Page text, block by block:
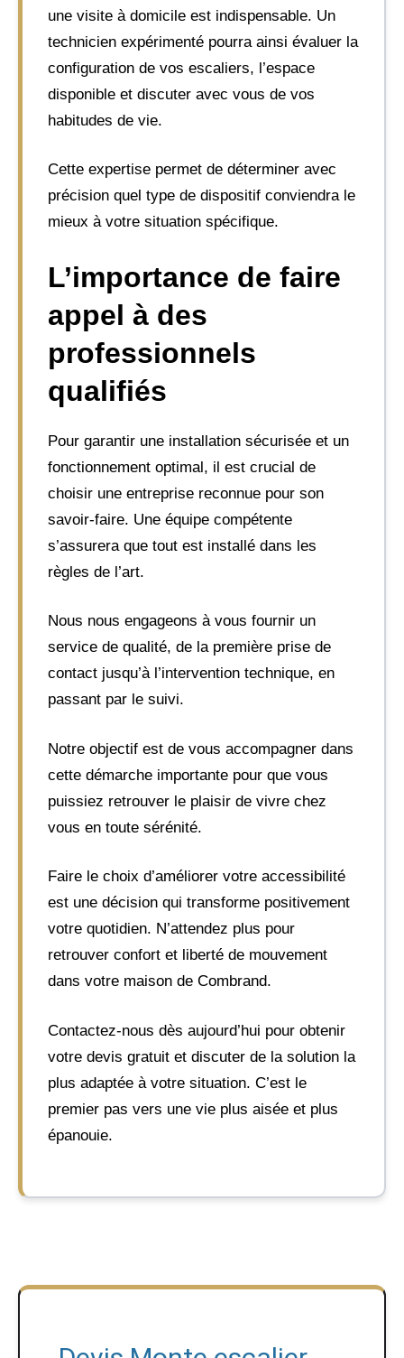
une visite à domicile est indispensable. Un
technicien expérimenté pourra ainsi évaluer la
configuration de vos escaliers, l’espace
disponible et discuter avec vous de vos
habitudes de vie.
Cette expertise permet de déterminer avec
précision quel type de dispositif conviendra le
mieux à votre situation spécifique.
L’importance de faire
appel à des
professionnels
qualifiés
Pour garantir une installation sécurisée et un
fonctionnement optimal, il est crucial de
choisir une entreprise reconnue pour son
savoir-faire. Une équipe compétente
s’assurera que tout est installé dans les
règles de l’art.
Nous nous engageons à vous fournir un
service de qualité, de la première prise de
contact jusqu’à l’intervention technique, en
passant par le suivi.
Notre objectif est de vous accompagner dans
cette démarche importante pour que vous
puissiez retrouver le plaisir de vivre chez
vous en toute sérénité.
Faire le choix d’améliorer votre accessibilité
est une décision qui transforme positivement
votre quotidien. N’attendez plus pour
retrouver confort et liberté de mouvement
dans votre maison de Combrand.
Contactez-nous dès aujourd’hui pour obtenir
votre devis gratuit et discuter de la solution la
plus adaptée à votre situation. C’est le
premier pas vers une vie plus aisée et plus
épanouie.